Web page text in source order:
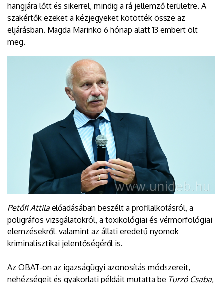
hangjára lőtt és sikerrel, mindig a rá jellemző területre. A
szakértők ezeket a kézjegyeket kötötték össze az
eljárásban. Magda Marinko 6 hónap alatt 13 embert ölt
meg.
Petőfi Attila előadásában beszélt a profilalkotásról, a
poligráfos vizsgálatokról, a toxikológiai és vérmorfológiai
elemzésekről, valamint az állati eredetű nyomok
kriminalisztikai jelentőségéről is.
Az OBAT-on az igazságügyi azonosítás módszereit,
nehézségeit és gyakorlati példáit mutatta be Turzó Csaba,